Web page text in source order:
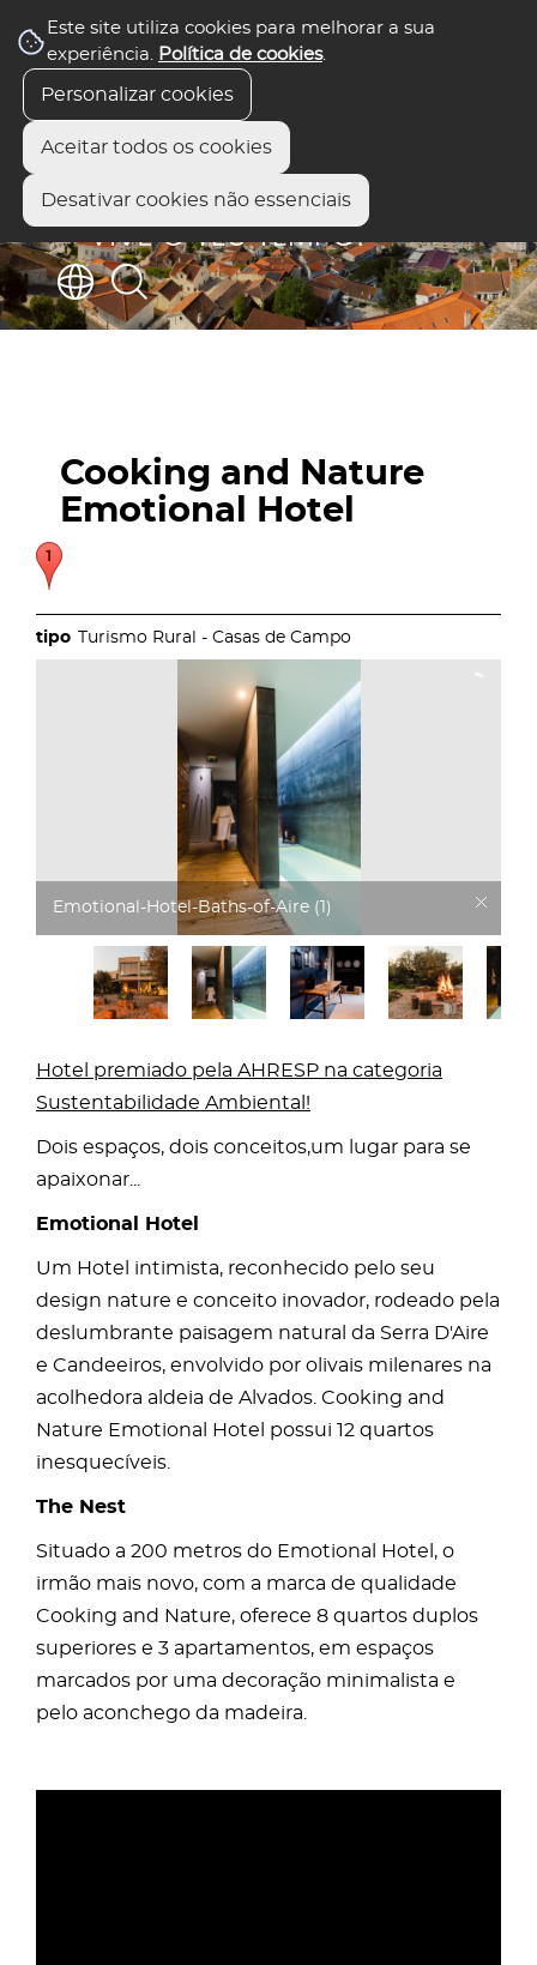
Este site utiliza cookies para melhorar a sua
experiência. Política de cookies.
Personalizar cookies
Aceitar todos os cookies
Desativar cookies não essenciais
Cooking and Nature
Emotional Hotel
Turismo Rural - Casas de Campo
Emotional-Hotel-Baths-of-Aire (1)
Hotel premiado pela AHRESP na categoria
Sustentabilidade Ambiental!
Dois espaços, dois conceitos,um lugar para se
apaixonar...
Emotional Hotel
Um Hotel intimista, reconhecido pelo seu
design nature e conceito inovador, rodeado pela
deslumbrante paisagem natural da Serra D'Aire
e Candeeiros, envolvido por olivais milenares na
acolhedora aldeia de Alvados. Cooking and
Nature Emotional Hotel possui 12 quartos
inesquecíveis.
The Nest
Situado a 200 metros do Emotional Hotel, o
irmão mais novo, com a marca de qualidade
Cooking and Nature, oferece 8 quartos duplos
superiores e 3 apartamentos, em espaços
marcados por uma decoração minimalista e
pelo aconchego da madeira.